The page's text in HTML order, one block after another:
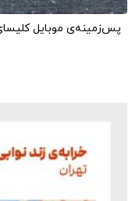
پس‌زمینه‌ی موبایل